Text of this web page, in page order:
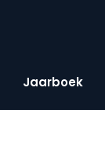
Jaarboek